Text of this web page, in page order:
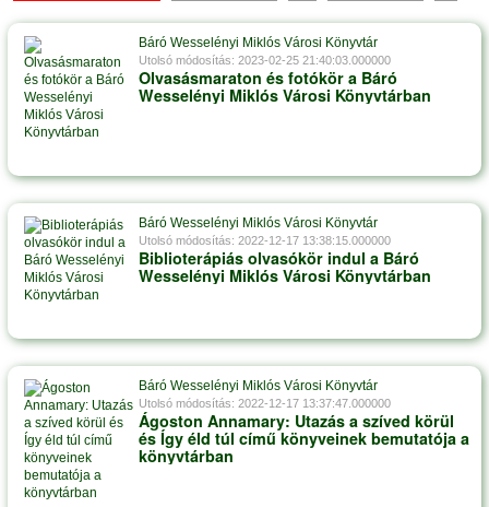
Báró Wesselényi Miklós Városi Könyvtár
Utolsó módosítás: 2023-02-25 21:40:03.000000
Olvasásmaraton és fotókör a Báró
Wesselényi Miklós Városi Könyvtárban
Báró Wesselényi Miklós Városi Könyvtár
Utolsó módosítás: 2022-12-17 13:38:15.000000
Biblioterápiás olvasókör indul a Báró
Wesselényi Miklós Városi Könyvtárban
Báró Wesselényi Miklós Városi Könyvtár
Utolsó módosítás: 2022-12-17 13:37:47.000000
Ágoston Annamary: Utazás a szíved körül
és Így éld túl című könyveinek bemutatója a
könyvtárban